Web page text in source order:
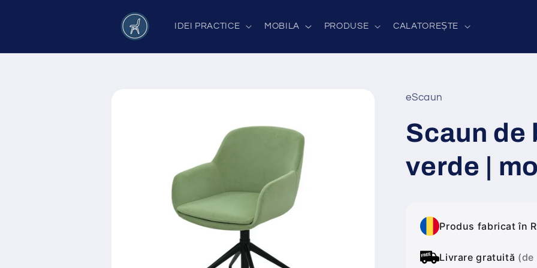
IDEI PRACTICE MOBILA PRODUSE CALATOREȘTE
eScaun
Scaun de
verde |
Produs fabricat în
Livrare gratuită (de